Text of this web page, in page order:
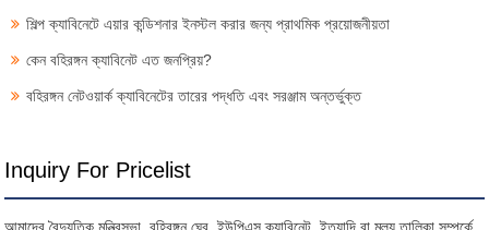
শিল্প ক্যাবিনেটে এয়ার কন্ডিশনার ইনস্টল করার জন্য প্রাথমিক প্রয়োজনীয়তা
কেন বহিরঙ্গন ক্যাবিনেট এত জনপ্রিয়?
বহিরঙ্গন নেটওয়ার্ক ক্যাবিনেটের তারের পদ্ধতি এবং সরঞ্জাম অন্তর্ভুক্ত
Inquiry For Pricelist
আমাদের বৈদ্যুতিক মন্ত্রিসভা, বহিরঙ্গন ঘের, ইউপিএস ক্যাবিনেট, ইত্যাদি বা মূল্য তালিকা সম্পর্কে